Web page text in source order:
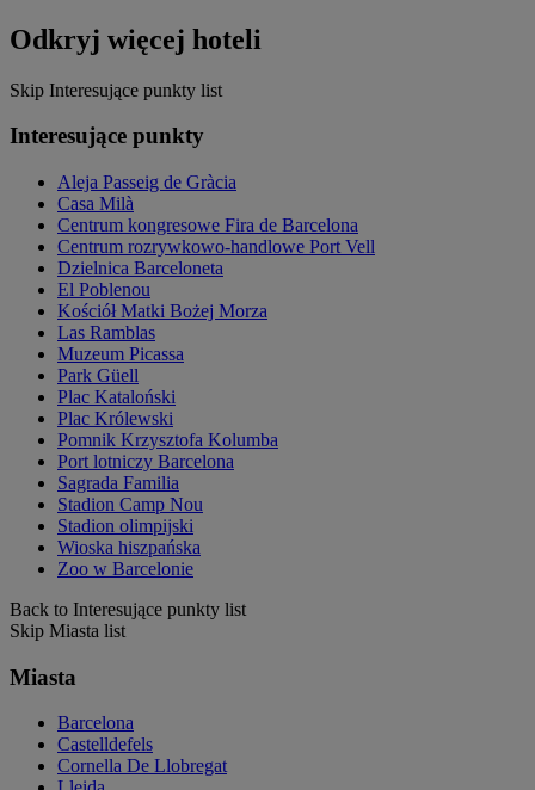
Odkryj więcej hoteli
Skip Interesujące punkty list
Interesujące punkty
Aleja Passeig de Gràcia
Casa Milà
Centrum kongresowe Fira de Barcelona
Centrum rozrywkowo-handlowe Port Vell
Dzielnica Barceloneta
El Poblenou
Kościół Matki Bożej Morza
Las Ramblas
Muzeum Picassa
Park Güell
Plac Kataloński
Plac Królewski
Pomnik Krzysztofa Kolumba
Port lotniczy Barcelona
Sagrada Familia
Stadion Camp Nou
Stadion olimpijski
Wioska hiszpańska
Zoo w Barcelonie
Back to Interesujące punkty list
Skip Miasta list
Miasta
Barcelona
Castelldefels
Cornella De Llobregat